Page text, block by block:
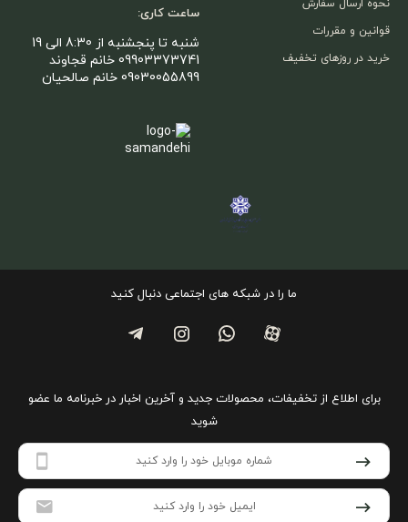
نحوه ارسال سفارش
قوانین و مقررات
خرید در روزهای تخفیف
ساعت کاری:
شنبه تا پنجشنبه از 8:30 الی 19
09903373741 خانم قجاوند
09030055899 خانم صالحیان
ما را در شبکه های اجتماعی دنبال کنید
برای اطلاع از تخفیفات، محصولات جدید و آخرین اخبار در خبرنامه ما عضو
شوید